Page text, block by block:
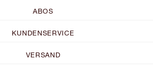
ABOS
KUNDENSERVICE
VERSAND